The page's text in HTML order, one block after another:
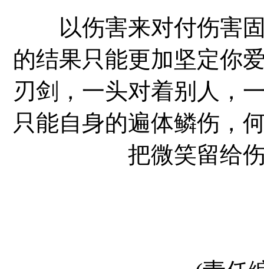
以伤害来对付伤害固
的结果只能更加坚定你
刃剑，一头对着别人，
只能自身的遍体鳞伤，
把微笑留给